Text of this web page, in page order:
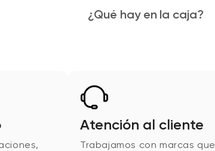
¿Qué hay en la caja?
Atención al cliente
Trabajamos con marcas que